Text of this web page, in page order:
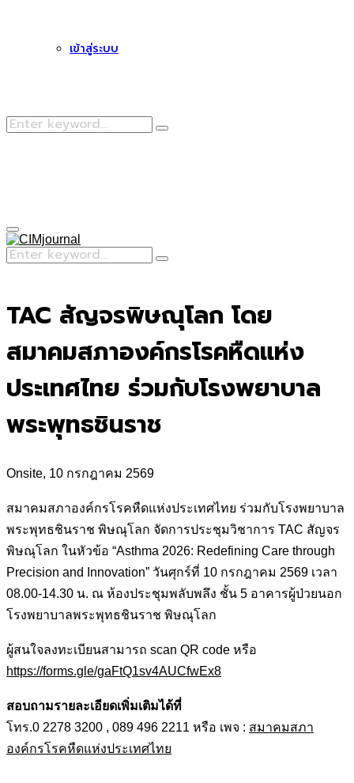
เข้าสู่ระบบ
Search
Search
Primary
Menu
Search
for:
Search
TAC สัญจรพิษณุโลก โดย
สมาคมสภาองค์กรโรคหืดแห่ง
ประเทศไทย ร่วมกับโรงพยาบาล
พระพุทธชินราช
Onsite, 10 กรกฎาคม 2569
สมาคมสภาองค์กรโรคหืดแห่งประเทศไทย ร่วมกับโรงพยาบาล
พระพุทธชินราช พิษณุโลก จัดการประชุมวิชาการ TAC สัญจร
พิษณุโลก ในหัวข้อ “Asthma 2026: Redefining Care through
Precision and Innovation” วันศุกร์ที่ 10 กรกฎาคม 2569 เวลา
08.00-14.30 น. ณ ห้องประชุมพลับพลึง ชั้น 5 อาคารผู้ป่วยนอก
โรงพยาบาลพระพุทธชินราช พิษณุโลก
ผู้สนใจลงทะเบียนสามารถ scan QR code หรือ
https://forms.gle/gaFtQ1sv4AUCfwEx8
สอบถามรายละเอียดเพิ่มเติมได้ที่
โทร.0 2278 3200 , 089 496 2211 หรือ เพจ : สมาคมสภา
องค์กรโรคหืดแห่งประเทศไทย